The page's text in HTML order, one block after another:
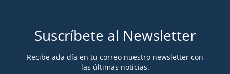
Suscríbete al Newsletter
Recibe ada día en tu correo nuestro newsletter con
las últimas noticias.